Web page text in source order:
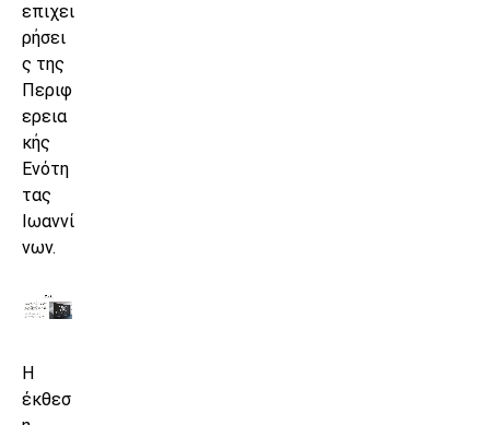
επιχει
ρήσει
ς της
Περιφ
ερεια
κής
Ενότη
τας
Ιωαννί
νων.
Η
έκθεσ